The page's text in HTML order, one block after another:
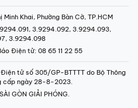
Khai, Phường Bàn Cờ, TP.HCM
3.9294.092, 3.9294.093,
3.9294.098
Điện tử: 08 65 11 22 55
tử số 305/GP-BTTTT do Bộ Thông
cấp ngày 28-8-2023.
GÒN GIẢI PHÓNG.